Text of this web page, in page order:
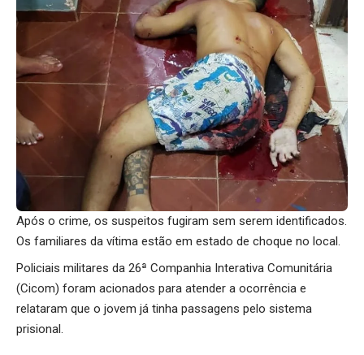
Após o crime, os suspeitos fugiram sem serem identificados.
Os familiares da vítima estão em estado de choque no local.
Policiais militares da 26ª Companhia Interativa Comunitária
(Cicom) foram acionados para atender a ocorrência e
relataram que o jovem já tinha passagens pelo sistema
prisional.